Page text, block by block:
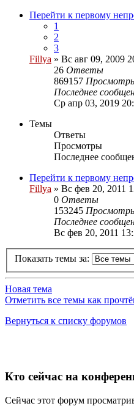
Перейти к первому
1
2
3
Fillya » Вс авг 09, 2009
26 Ответы
869157
Последнее
Ср апр 03, 2019
Темы
Ответы
Просмотры
Последнее
Перейти к первому
Fillya » Вс фев 20, 2011
0 Ответы
153245
Последнее
Вс фев 20, 2011
Показать темы за:
Новая тема
Отметить все темы как
Вернуться к списку форумов
Кто сейчас на
Сейчас этот форум